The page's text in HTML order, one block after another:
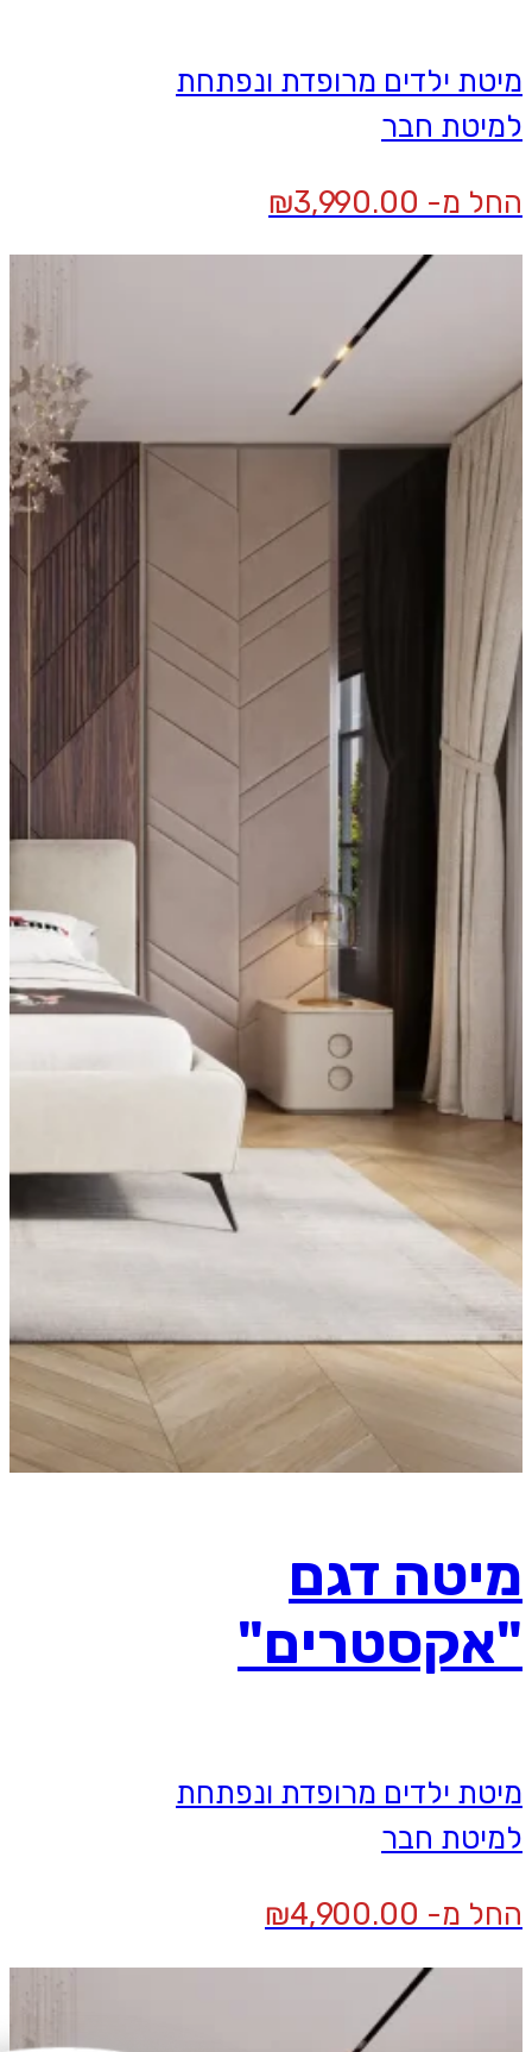
מיטת ילדים מרופדת ונפתחת
למיטת חבר
החל מ- ₪3,990.00
מיטה דגם
"אקסטרים"
מיטת ילדים מרופדת ונפתחת
למיטת חבר
החל מ- ₪4,900.00